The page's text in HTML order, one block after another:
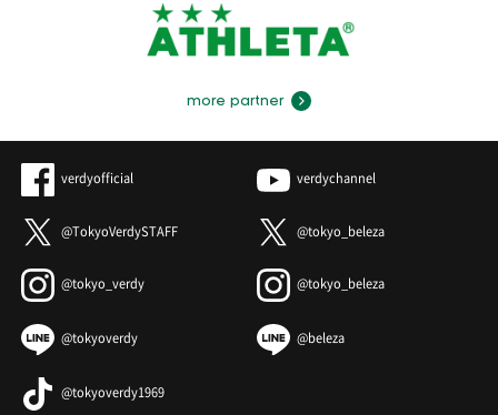
more partner
verdyofficial verdychannel
@TokyoVerdySTAFF @tokyo_beleza
@tokyo_verdy @tokyo_beleza
@tokyoverdy @beleza
@tokyoverdy1969